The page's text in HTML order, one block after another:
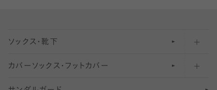
ソックス・靴下
五本指ソックス・靴下
カバーソックス・フットカバー